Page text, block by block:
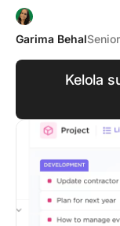
Garima Behal
Kelola